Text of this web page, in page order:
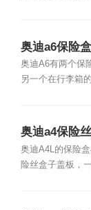
奥迪a6保险
奥迪A6有两个保
另一个在行李箱
奥迪a4保险
奥迪A4L的保险
险丝盒子盖板，